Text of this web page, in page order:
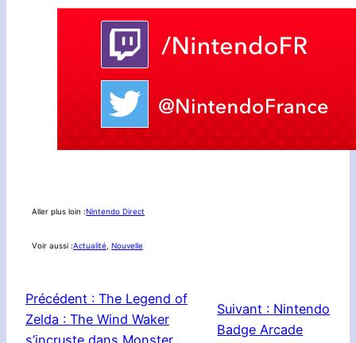
Aller plus loin :Nintendo Direct
Voir aussi :Actualité , Nouvelle
Précédent : The Legend of
Zelda : The Wind Waker
Suivant : Nintendo
Badge Arcade